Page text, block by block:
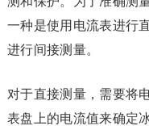
一种是使用电流表进行
进行间接测量。
对于直接测量，需要将
表盘上的电流值来确定